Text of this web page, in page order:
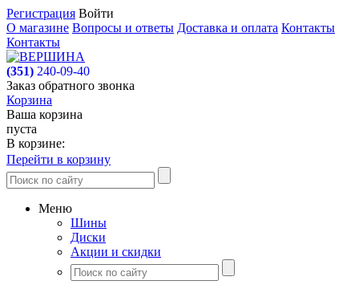
Регистрация Войти
О магазине Вопросы и ответы Доставка и оплата Контакты
Контакты
(351) 240-09-40
Заказ обратного звонка
Корзина
Ваша корзина
пуста
В корзине:
Перейти в корзину
Меню
Шины
Диски
Акции и скидки